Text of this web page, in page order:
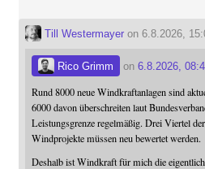
Till Westermayeron 6.8.2026,
Rico Grimm on 6.8.2026,
Rund 8000 neue Windkraftanlagen sind
6000 davon überschreiten laut
Leistungsgrenze regelmäßig. Drei Viertel
Windprojekte müssen neu bewertet werden.
Deshalb ist Windkraft für mich die